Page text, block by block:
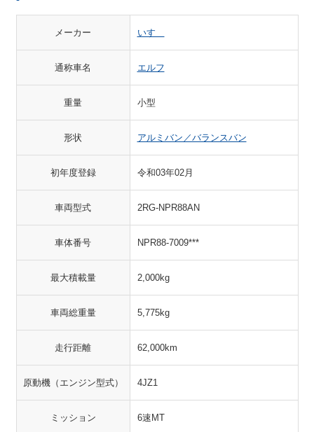
メーカー いすゞ
通称車名 エルフ
重量 小型
形状 アルミバン／バランスバン
初年度登録 令和03年02月
車両型式 2RG-NPR88AN
車体番号 NPR88-7009***
最大積載量 2,000kg
車両総重量 5,775kg
走行距離 62,000km
原動機（エンジン型式） 4JZ1
ミッション 6速MT